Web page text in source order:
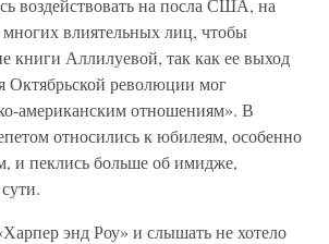
воздействовать на посла США, на
многих влиятельных лиц, чтобы
книги Аллилуевой, так как ее выход
Октябрьской революции мог
американским отношениям». В
относились к юбилеям, особенно
и пеклись больше об имидже,
энд Роу» и слышать не хотело